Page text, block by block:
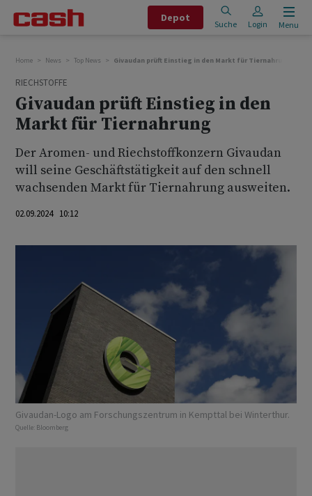
Depot
Suche Login Menu
Home News Top News Givaudan prüft Einstieg in den Markt für Tiernahrung
RIECHSTOFFE
Givaudan prüft Einstieg in den
Markt für Tiernahrung
Der Aromen- und Riechstoffkonzern Givaudan
will seine Geschäftstätigkeit auf den schnell
wachsenden Markt für Tiernahrung ausweiten.
02.09.2024 10:12
Givaudan-Logo am Forschungszentrum in Kempttal bei Winterthur.
Quelle: Bloomberg